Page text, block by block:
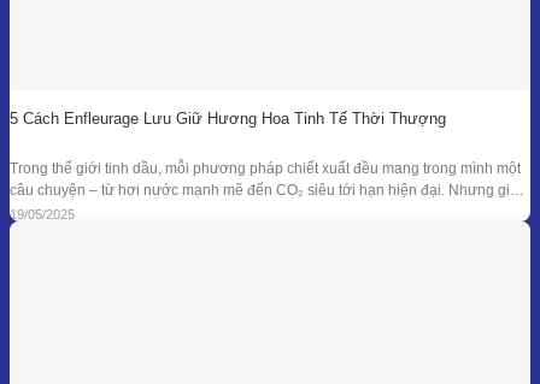
5 Cách Enfleurage Lưu Giữ Hương Hoa Tinh Tế Thời Thượng
Trong thế giới tinh dầu, mỗi phương pháp chiết xuất đều mang trong mình một
câu chuyện – từ hơi nước mạnh mẽ đến CO₂ siêu tới hạn hiện đại. Nhưng giữa
dòng chảy công nghệ ấy, enfleurage – một kỹ thuật cổ xưa và tinh tế – vẫn tồn
tại như một biểu tượng
19/05/2025